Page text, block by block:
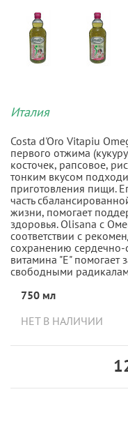
Италия
Costa d'Oro Vitapiu
первого отжима
косточек, рапсовое,
тонким вкусом
приготовления пищи.
часть
жизни, помогает
здоровья. Olisana с
соответствии с
сохранению сердечно-
витамина "Е" помогает
свободными
750 мл
НЕТ В НАЛИЧИИ